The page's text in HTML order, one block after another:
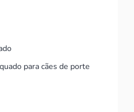
para cães de porte